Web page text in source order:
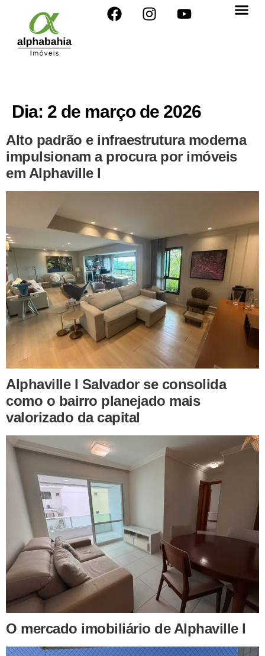
Dia: 2 de março de 2026
Alto padrão e infraestrutura moderna
impulsionam a procura por imóveis
em Alphaville I
Alphaville I Salvador se consolida
como o bairro planejado mais
valorizado da capital
O mercado imobiliário de Alphaville I